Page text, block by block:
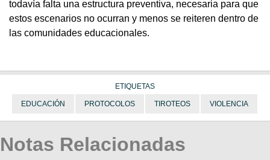
todavía falta una estructura preventiva, necesaria para que
estos escenarios no ocurran y menos se reiteren dentro de
las comunidades educacionales.
ETIQUETAS
EDUCACIÓN PROTOCOLOS TIROTEOS VIOLENCIA
Notas Relacionadas